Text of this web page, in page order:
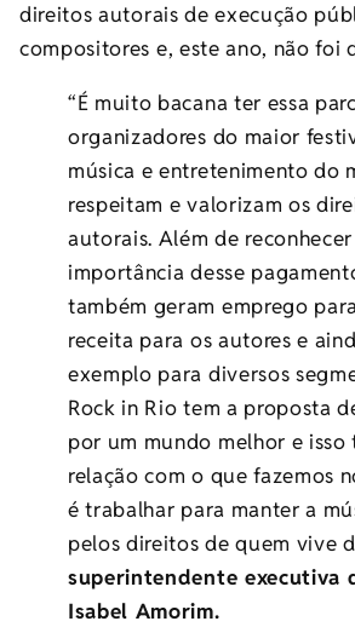
direitos autorais de execução
compositores e, este ano, não foi
“É muito bacana ter essa
organizadores do maior
música e entretenimento do
respeitam e valorizam os
autorais. Além de reconhecer
importância desse
também geram emprego
receita para os autores e
exemplo para diversos
Rock in Rio tem a proposta
por um mundo melhor e isso
relação com o que fazemos
é trabalhar para manter a
pelos direitos de quem vive
superintendente executiva
Isabel Amorim.